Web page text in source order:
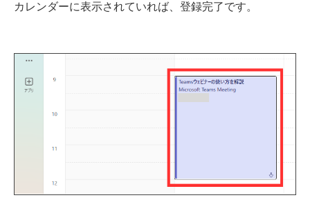
カレンダーに表示されていれば、登録完了です。